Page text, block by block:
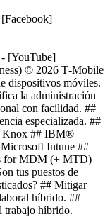
[YouTube]
© 2026 T‑Mobile
dispositivos móviles.
la administración
con facilidad. ##
especializada. ##
Knox ## IBM®
Intune ##
for MDM (+ MTD)
tus puestos de
## Mitigar
híbrido. ##
trabajo híbrido.